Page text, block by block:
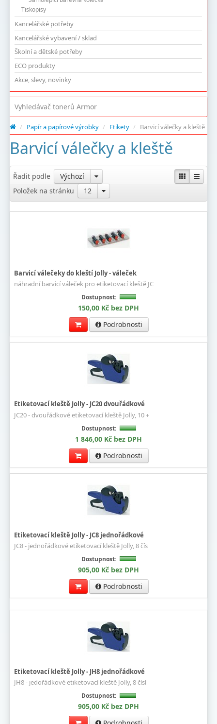
Tiskopisy
Kancelářské potřeby
Kancelářské vybavení / sklad
Školní a dětské potřeby
ECO produkty
Akce, slevy, novinky
Vyhledávač tonerů Armor
/ Papír a papírové výrobky / Etikety / Barvicí válečky a kleště
Barvicí válečky a kleště
Řadit podle
Výchozí
Položek na stránku
12
Barvicí válečeky do kleští Jolly - váleček
náhradní barvicí váleček pro etiketovací kleště JC
Dostupnost:
150,00 Kč bez DPH
Podrobnosti
Etiketovací kleště Jolly - JC20 dvouřádkové
JC20 - dvouřádkové etiketovací kleště Jolly, 10 +
Dostupnost:
1 846,00 Kč bez DPH
Podrobnosti
Etiketovací kleště Jolly - JC8 jednořádkové
JC8 - jednořádkové etiketovací kleště Jolly, 8 čís
Dostupnost:
905,00 Kč bez DPH
Podrobnosti
Etiketovací kleště Jolly - JH8 jednořádkové
JH8 - jedořádkové etiketovací kleště Jolly, 8 čísl
Dostupnost:
905,00 Kč bez DPH